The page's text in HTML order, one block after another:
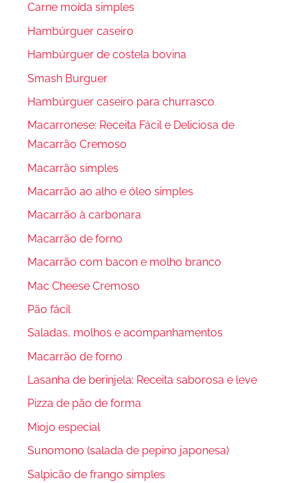
Carne moída simples
Hambúrguer caseiro
Hambúrguer de costela bovina
Smash Burguer
Hambúrguer caseiro para churrasco
Macarronese: Receita Fácil e Deliciosa de
Macarrão Cremoso
Macarrão simples
Macarrão ao alho e óleo simples
Macarrão à carbonara
Macarrão de forno
Macarrão com bacon e molho branco
Mac Cheese Cremoso
Pão fácil
Saladas, molhos e acompanhamentos
Macarrão de forno
Lasanha de berinjela: Receita saborosa e leve
Pizza de pão de forma
Miojo especial
Sunomono (salada de pepino japonesa)
Salpicão de frango simples